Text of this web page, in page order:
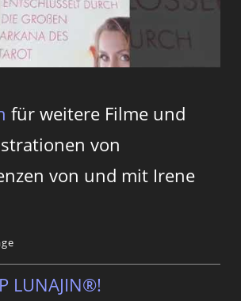
für weitere Filme und
von
von und mit Irene
LUNAJIN®!